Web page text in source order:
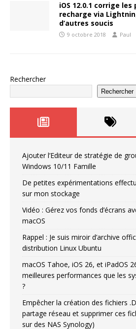
iOS 12.0.1 corrige
recharge via
d’autres soucis
9 octobre 2018 Paul
Rechercher
Rechercher
Ajouter l’Editeur de stratégie de
Windows 10/11 Famille
De petites expérimentations
sur mon stockage
Vidéo : Gérez vos fonds d’écrans
macOS
Rappel : Je suis miroir d’archive
distribution Linux Ubuntu
macOS Tahoe, iOS 26, et iPadOS
meilleures performances que les
?
Empêcher la création des fichiers
partage réseau et supprimer ces
sur des NAS Synology)